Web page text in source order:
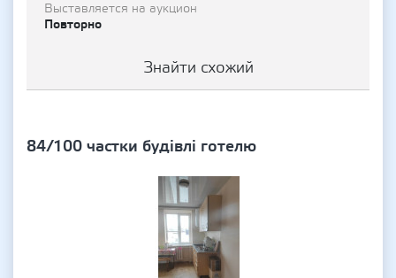
Выставляется на аукцион
Повторно
Знайти схожий
84/100 частки будівлі готелю